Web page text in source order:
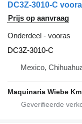
DC3Z-3010-C
Prijs op aanvraag
Onderdeel - vooras
DC3Z-3010-C
Mexico,
Maquinaria Wiebe